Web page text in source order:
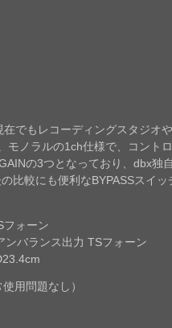
でもレコーディングスタジオ
モノラルの1ch仕様で、コント
の3つとなっており、dbx独
比較にも便利なBYPASSスイッ
フォーン
ンバランス出力 TSフォーン
用問題なし）